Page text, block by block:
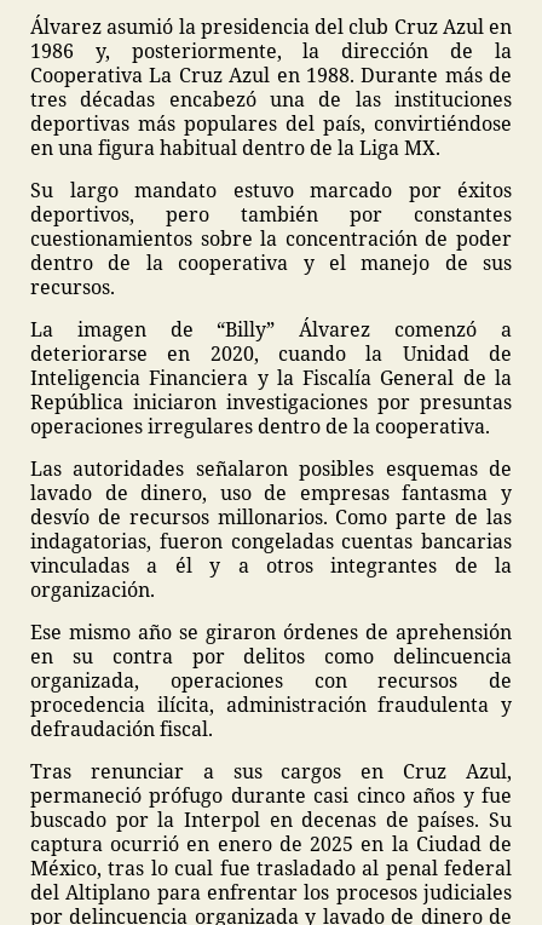
Álvarez asumió la presidencia del club Cruz Azul en
1986 y, posteriormente, la dirección de la
Cooperativa La Cruz Azul en 1988. Durante más de
tres décadas encabezó una de las instituciones
deportivas más populares del país, convirtiéndose
en una figura habitual dentro de la Liga MX.
Su largo mandato estuvo marcado por éxitos
deportivos, pero también por constantes
cuestionamientos sobre la concentración de poder
dentro de la cooperativa y el manejo de sus
recursos.
La imagen de “Billy” Álvarez comenzó a
deteriorarse en 2020, cuando la Unidad de
Inteligencia Financiera y la Fiscalía General de la
República iniciaron investigaciones por presuntas
operaciones irregulares dentro de la cooperativa.
Las autoridades señalaron posibles esquemas de
lavado de dinero, uso de empresas fantasma y
desvío de recursos millonarios. Como parte de las
indagatorias, fueron congeladas cuentas bancarias
vinculadas a él y a otros integrantes de la
organización.
Ese mismo año se giraron órdenes de aprehensión
en su contra por delitos como delincuencia
organizada, operaciones con recursos de
procedencia ilícita, administración fraudulenta y
defraudación fiscal.
Tras renunciar a sus cargos en Cruz Azul,
permaneció prófugo durante casi cinco años y fue
buscado por la Interpol en decenas de países. Su
captura ocurrió en enero de 2025 en la Ciudad de
México, tras lo cual fue trasladado al penal federal
del Altiplano para enfrentar los procesos judiciales
por delincuencia organizada y lavado de dinero de